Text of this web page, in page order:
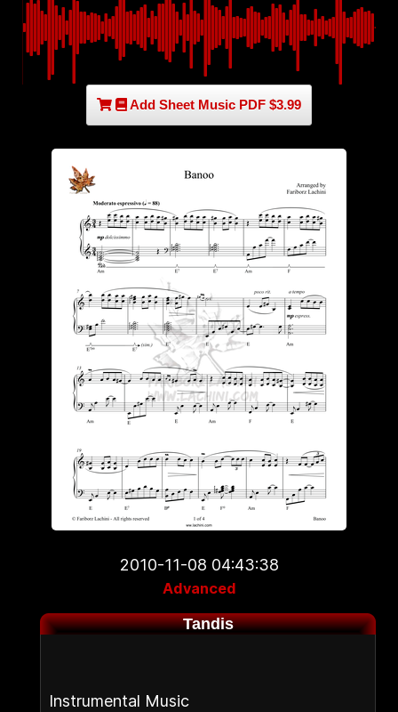
Add Sheet Music PDF $3.99
2010-11-08 04:43:38
Advanced
Tandis
Instrumental Music